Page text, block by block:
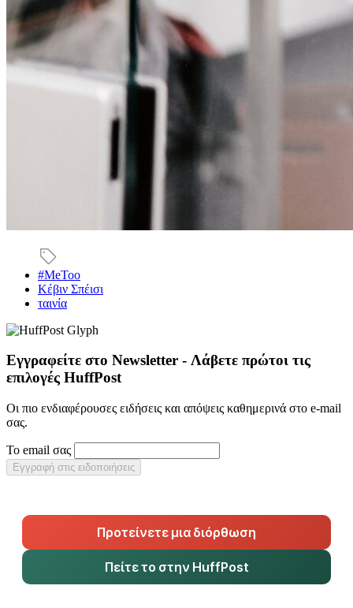
#MeToo
Κέβιν Σπέισι
ταινία
Εγγραφείτε στο Newsletter - Λάβετε πρώτοι τις
επιλογές HuffPost
Οι πιο ενδιαφέρουσες ειδήσεις και απόψεις καθημερινά στο e-mail
σας.
Το email σας
Εγγραφή στις ειδοποιήσεις
Προτείνετε μια διόρθωση
Πείτε το στην HuffPost